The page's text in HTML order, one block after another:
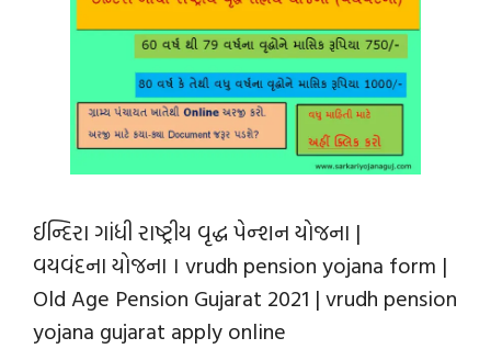
ઈન્દિરા ગાંધી રાષ્ટ્રીય વૃદ્ધ પેન્શન યોજના |
વયવંદના યોજના । vrudh pension yojana form |
Old Age Pension Gujarat 2021 | vrudh pension
yojana gujarat apply online